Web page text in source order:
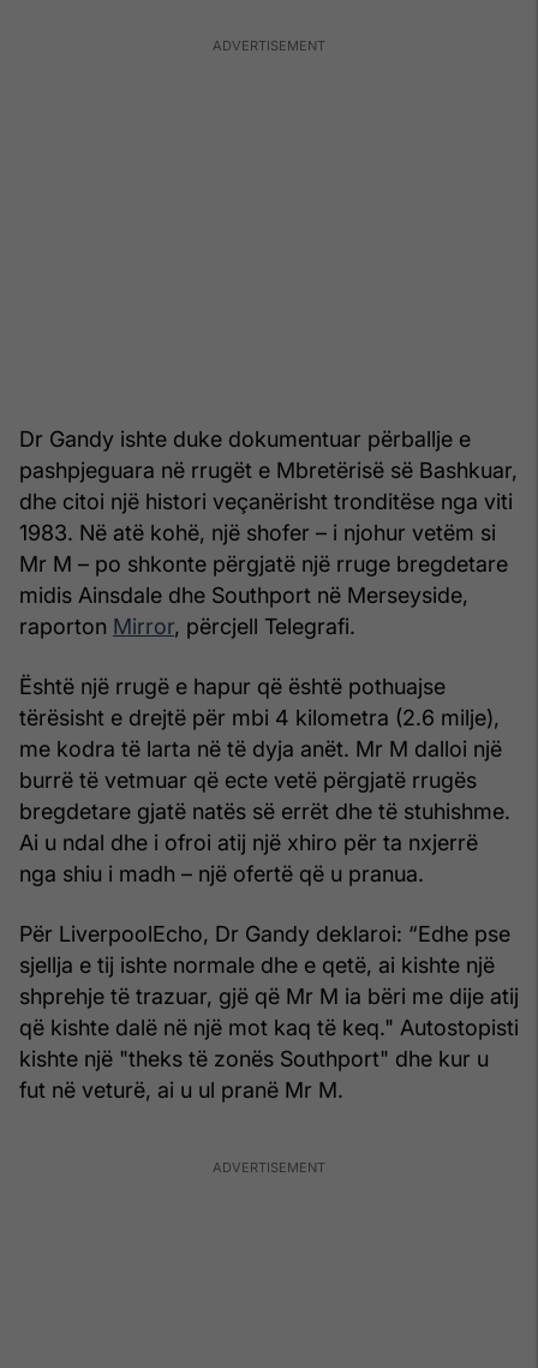
Dr Gandy ishte duke dokumentuar përballje e
pashpjeguara në rrugët e Mbretërisë së Bashkuar,
dhe citoi një histori veçanërisht tronditëse nga viti
1983. Në atë kohë, një shofer – i njohur vetëm si
Mr M – po shkonte përgjatë një rruge bregdetare
midis Ainsdale dhe Southport në Merseyside,
raporton Mirror, përcjell Telegrafi.
Është një rrugë e hapur që është pothuajse
tërësisht e drejtë për mbi 4 kilometra (2.6 milje),
me kodra të larta në të dyja anët. Mr M dalloi një
burrë të vetmuar që ecte vetë përgjatë rrugës
bregdetare gjatë natës së errët dhe të stuhishme.
Ai u ndal dhe i ofroi atij një xhiro për ta nxjerrë
nga shiu i madh – një ofertë që u pranua.
Për LiverpoolEcho, Dr Gandy deklaroi: “Edhe pse
sjellja e tij ishte normale dhe e qetë, ai kishte një
shprehje të trazuar, gjë që Mr M ia bëri me dije atij
që kishte dalë në një mot kaq të keq." Autostopisti
kishte një "theks të zonës Southport" dhe kur u
fut në veturë, ai u ul pranë Mr M.